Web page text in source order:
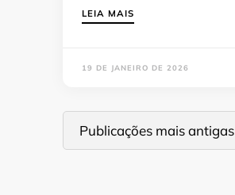
LEIA MAIS
19 DE JANEIRO DE 2026
Navegação
porPublicações mais antigas